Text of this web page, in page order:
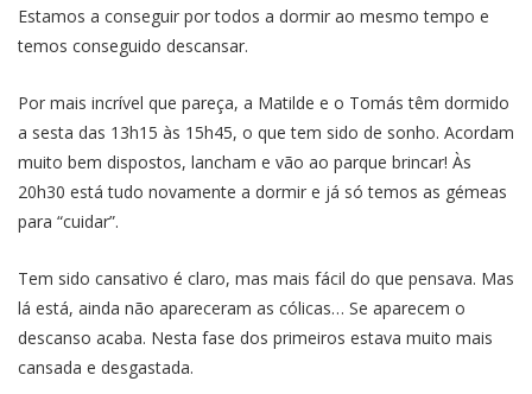
Estamos a conseguir por todos a dormir ao mesmo tempo e
temos conseguido descansar.
Por mais incrível que pareça, a Matilde e o Tomás têm dormido
a sesta das 13h15 às 15h45, o que tem sido de sonho. Acordam
muito bem dispostos, lancham e vão ao parque brincar! Às
20h30 está tudo novamente a dormir e já só temos as gémeas
para “cuidar”.
Tem sido cansativo é claro, mas mais fácil do que pensava. Mas
lá está, ainda não apareceram as cólicas… Se aparecem o
descanso acaba. Nesta fase dos primeiros estava muito mais
cansada e desgastada.